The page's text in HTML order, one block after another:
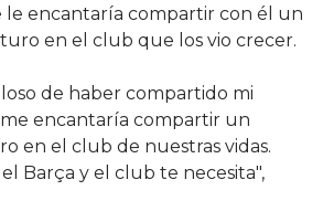
le encantaría compartir con él un
en el club que los vio crecer.
de haber compartido mi
encantaría compartir un
en el club de nuestras vidas.
Barça y el club te necesita",